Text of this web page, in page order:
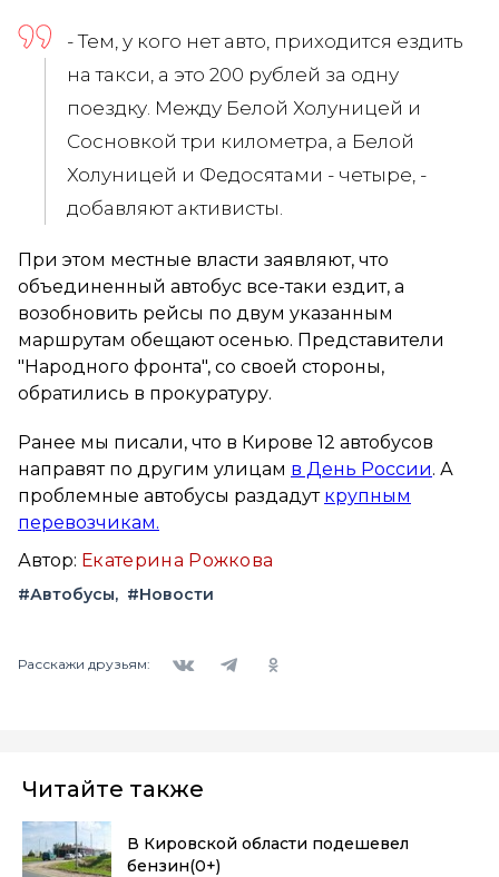
- Тем, у кого нет авто, приходится ездить
на такси, а это 200 рублей за одну
поездку. Между Белой Холуницей и
Сосновкой три километра, а Белой
Холуницей и Федосятами - четыре, -
добавляют активисты.
При этом местные власти заявляют, что
объединенный автобус все-таки ездит, а
возобновить рейсы по двум указанным
маршрутам обещают осенью. Представители
"Народного фронта", со своей стороны,
обратились в прокуратуру.
Ранее мы писали, что в Кирове 12 автобусов
направят по другим улицам в День России. А
проблемные автобусы раздадут крупным
перевозчикам.
Автор: Екатерина Рожкова
#Автобусы #Новости
Расскажи друзьям:
Читайте также
В Кировской области подешевел
бензин(0+)